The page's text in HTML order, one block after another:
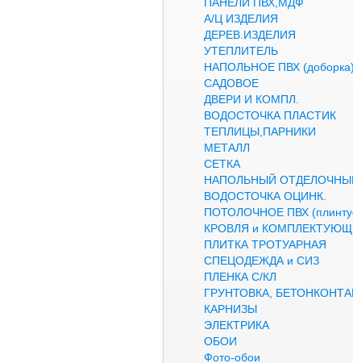
ПАНЕЛИ ПВХ,МДФ
А/Ц ИЗДЕЛИЯ
ДЕРЕВ.ИЗДЕЛИЯ
УТЕПЛИТЕЛЬ
НАПОЛЬНОЕ ПВХ (доборка)
САДОВОЕ
ДВЕРИ И КОМПЛ.
ВОДОСТОЧКА ПЛАСТИК
ТЕПЛИЦЫ,ПАРНИКИ
МЕТАЛЛ
СЕТКА
НАПОЛЬНЫЙ
ВОДОСТОЧКА ОЦИНК.
ПОТОЛОЧНОЕ ПВХ
КРОВЛЯ и
ПЛИТКА ТРОТУАРНАЯ
СПЕЦОДЕЖДА и СИЗ
ПЛЕНКА С/КЛ
ГРУНТОВКА,
КАРНИЗЫ
ЭЛЕКТРИКА
ОБОИ
Фото-обои